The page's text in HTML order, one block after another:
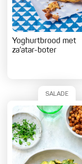
Yoghurtbrood met
za’atar-boter
SALADE